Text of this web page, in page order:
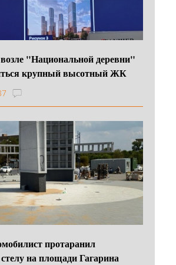
"Национальной деревни"
крупный высотный ЖК
протаранил
на площади Гагарина